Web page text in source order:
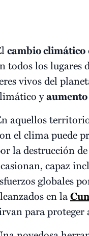
cambio climático
todos los lugares
vivos del
y
aquellos
el clima puede
la destrucción
capaz
globales
en la
para proteger